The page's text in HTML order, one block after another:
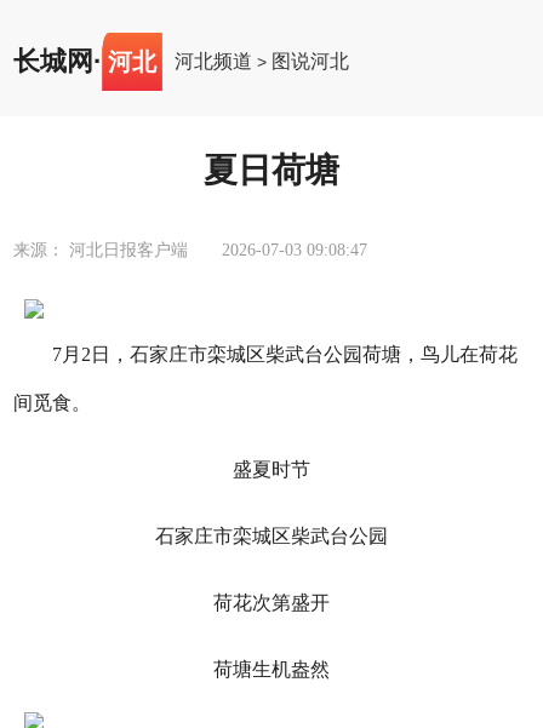
长城网 · 河北 河北频道 > 图说河北
夏日荷塘
来源： 河北日报客户端 2026-07-03 09:08:47
7月2日，石家庄市栾城区柴武台公园荷塘，鸟儿在荷花
间觅食。
盛夏时节
石家庄市栾城区柴武台公园
荷花次第盛开
荷塘生机盎然